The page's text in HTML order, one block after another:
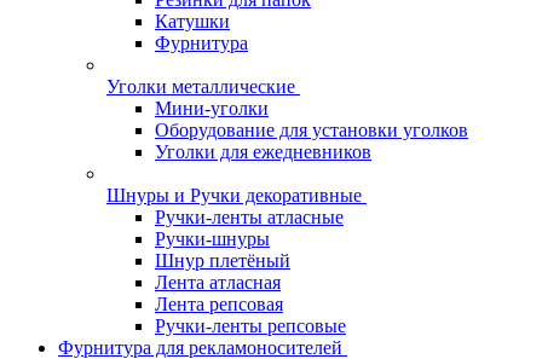
Катушки
Фурнитура
Уголки металлические
Мини-уголки
Оборудование для установки уголков
Уголки для ежедневников
Шнуры и Ручки декоративные
Ручки-ленты атласные
Ручки-шнуры
Шнур плетёный
Лента атласная
Лента репсовая
Ручки-ленты репсовые
Фурнитура для рекламоносителей